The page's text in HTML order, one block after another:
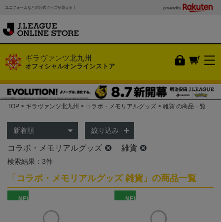
ユニフォームなどの公式グッズが買える！ powered by
ギラヴァンツ北九州
オフィシャルオンラインストア
TOP ギラヴァンツ北九州 コラボ・メモリアルグッズ 雑貨 の商品一覧
絞り込み
コラボ・メモリアルグッズ 雑貨
検索結果：3件
「コラボ・メモリアルグッズ 雑貨」の商品一覧
NEW NEW